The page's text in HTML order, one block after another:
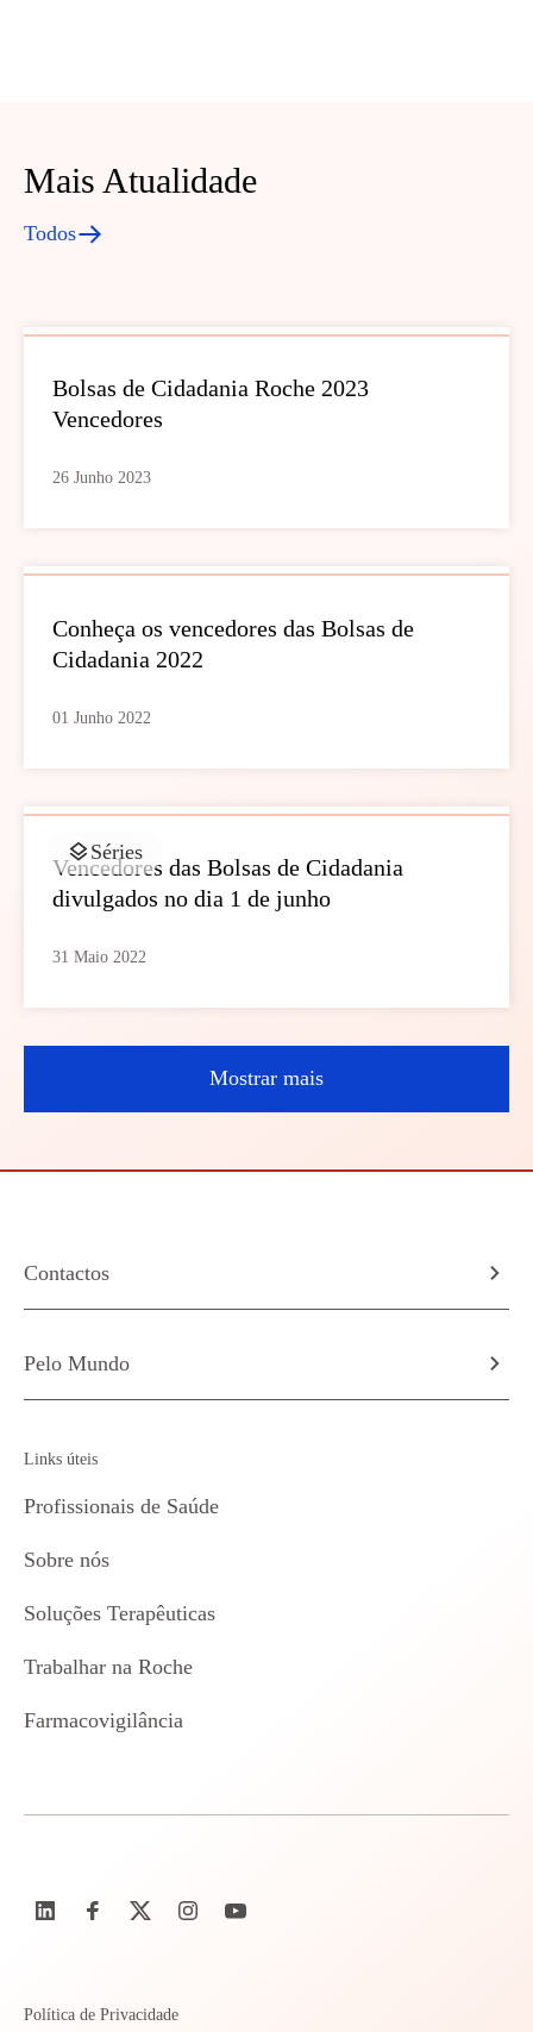
Mais Atualidade
Todos
Bolsas de Cidadania Roche 2023
Vencedores
26 Junho 2023
Conheça os vencedores das Bolsas de
Cidadania 2022
01 Junho 2022
Séries
Vencedores das Bolsas de Cidadania
divulgados no dia 1 de junho
31 Maio 2022
Mostrar mais
Contactos
Pelo Mundo
Links úteis
Profissionais de Saúde
Sobre nós
Soluções Terapêuticas
Trabalhar na Roche
Farmacovigilância
Política de Privacidade